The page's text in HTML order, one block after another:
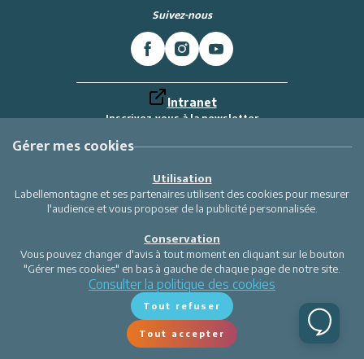
Suivez-nous
Intranet
Inscrivez-vous à la newsletter
Labellemontagne
Site réalisé par Valraiso
Gérer mes cookies
Utilisation
Labellemontagne et ses partenaires utilisent des cookies pour mesurer
l'audience et vous proposer de la publicité personnalisée.
Conservation
Vous pouvez changer d'avis à tout moment en cliquant sur le bouton
"Gérer mes cookies" en bas à gauche de chaque page de notre site.
Consulter la politique des cookies
Tout refuser
Tout accepter